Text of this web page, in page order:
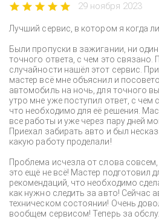
29 ноября 2023
Лучший сервис, в котором я когда
Были пропуски в зажигании, ни
точного ответа, с чем это связано.
случайности нашёл этот сервис.
мастер всё мне объяснил и
автомобиль на ночь, для точного
утро мне уже поступил ответ, с чем
что необходимо для её решения.
все работы и уже через пару дней
Приехал забирать авто и был
какую работу проделали!
Проблема исчезла от слова
это ещё не всё! Мастер подготовил
рекомендаций, что необходимо
как нужно следить за авто! Сейчас
техническом состоянии! Очень
вообщем сервисом! Теперь за